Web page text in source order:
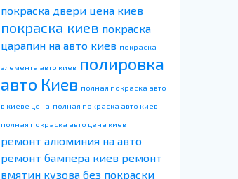
покраска двери цена киев
покраска киев покраска
царапин на авто киев покраска
элемента авто киев полировка
авто Киев полная покраска авто
в киеве цена полная покраска авто киев
полная покраска авто цена киев
ремонт алюминия на авто
ремонт бампера киев ремонт
вмятин кузова без покраски